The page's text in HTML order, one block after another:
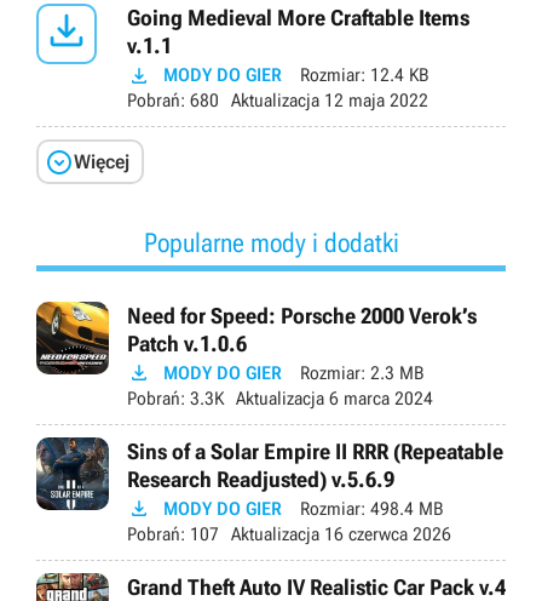

Going Medieval More Craftable Items
v.1.1
 MODY DO GIER Rozmiar: 12.4 KB
Pobrań: 680 Aktualizacja 12 maja 2022
Więcej
Popularne mody i dodatki
Need for Speed: Porsche 2000 Verok’s
Patch v.1.0.6
 MODY DO GIER Rozmiar: 2.3 MB
Pobrań: 3.3K Aktualizacja 6 marca 2024
Sins of a Solar Empire II RRR (Repeatable
Research Readjusted) v.5.6.9
 MODY DO GIER Rozmiar: 498.4 MB
Pobrań: 107 Aktualizacja 16 czerwca 2026
Grand Theft Auto IV Realistic Car Pack v.4